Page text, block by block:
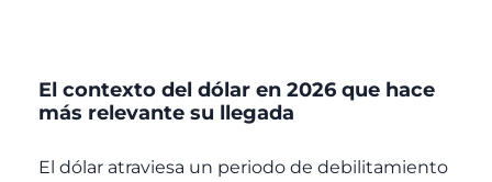
El contexto del dólar en 2026 que hace
más relevante su llegada
El dólar atraviesa un periodo de debilitamiento